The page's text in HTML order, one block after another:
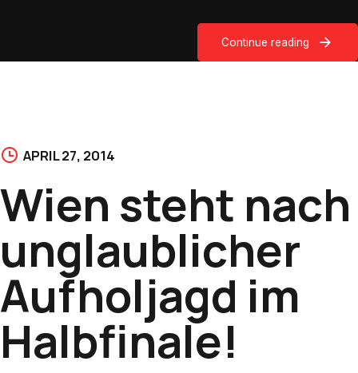
Continue reading
APRIL 27, 2014
Wien steht nach
unglaublicher
Aufholjagd im
Halbfinale!